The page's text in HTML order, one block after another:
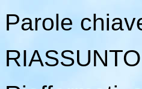
Parole
RIASSUNTO